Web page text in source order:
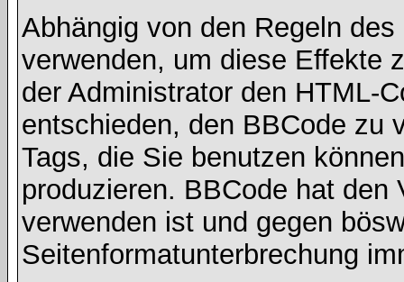
Abhängig von den Regeln
verwenden, um diese Effekte
der Administrator den HTML-
entschieden, den BBCode zu
Tags, die Sie benutzen
produzieren. BBCode hat
verwenden ist und gegen
Seitenformatunterbrechung